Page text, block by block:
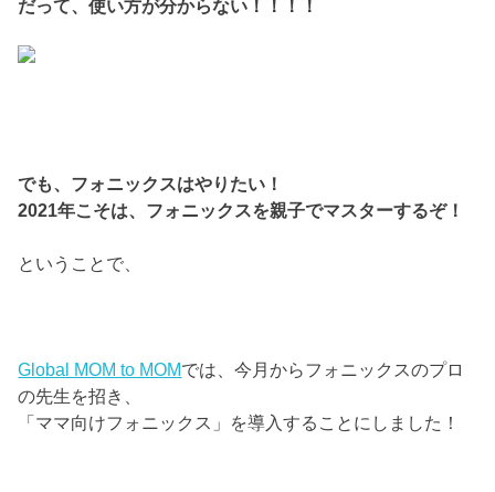
だって、使い方が分からない！！！！
でも、フォニックスはやりたい！
2021年こそは、フォニックスを親子でマスターするぞ！
​ということで、​
Global MOM to MOMでは、今月からフォニックスのプロ
の先生を招き、
「ママ向けフォニックス」を導入することにしました！